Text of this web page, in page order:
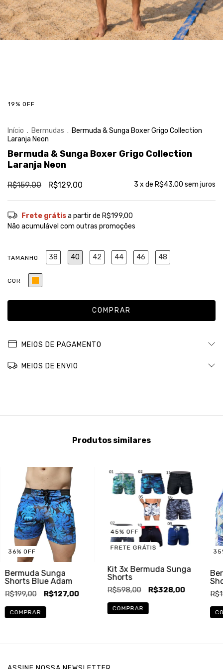
19% OFF
Início . Bermudas . Bermuda & Sunga Boxer Grigo Collection
Laranja Neon
Bermuda & Sunga Boxer Grigo Collection
Laranja Neon
R$159,00 R$129,00 3 x de R$43,00 sem juros
Frete grátisa partir de R$199,00
Não acumulável com outras promoções
TAMANHO 38 40 42 44 46 48
COR
MEIOS DE PAGAMENTO
MEIOS DE ENVIO
Produtos similares
36% OFF
Bermuda Sunga
Shorts Blue Adam
R$199,00 R$127,00
COMPRAR
45% OFF
FRETE GRÁTIS
Kit 3x Bermuda Sunga
Shorts
R$598,00 R$328,00
COMPRAR
35